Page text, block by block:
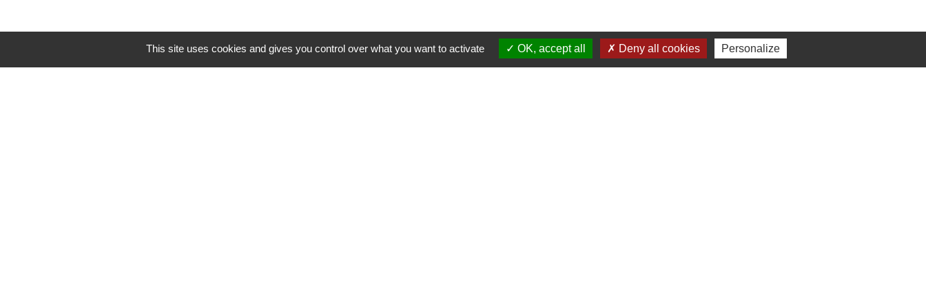
Contacts
Commune de Fleurie
This site uses cookies and gives you control over what you want to activate OK, accept all Deny all cookies Personalize